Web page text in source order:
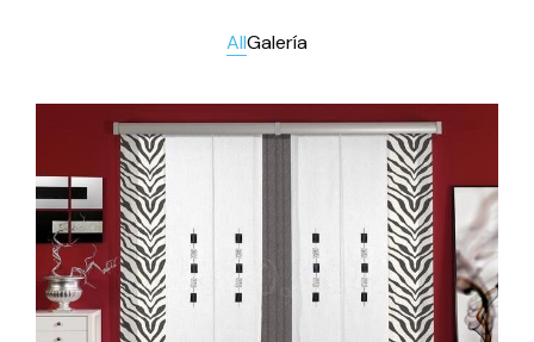
AllGalería